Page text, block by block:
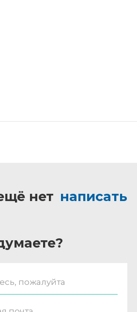
нет написать